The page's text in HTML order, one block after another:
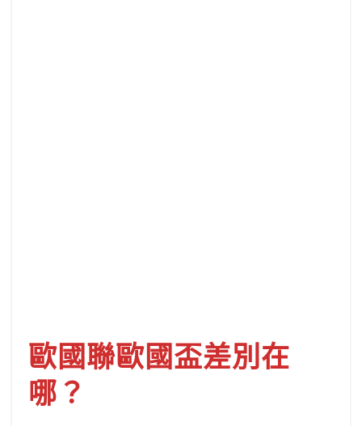
歐國聯歐國盃差別在
哪？